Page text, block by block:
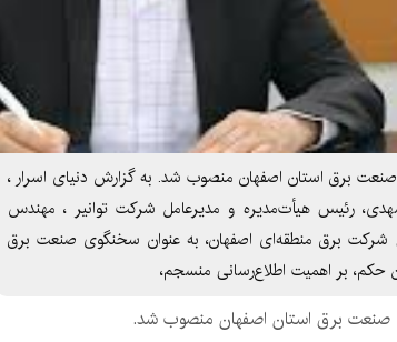
برق استان اصفهان منصوب شد. به گزارش دنیای اسرار ،
رئیس هیأت‌مدیره و مدیرعامل شرکت توانیر ، مهندس
شرکت برق منطقه‌ای اصفهان، به عنوان سخنگوی صنعت برق
بر اهمیت اطلاع‌رسانی منسجم،
صنعت برق استان اصفهان منصوب شد.